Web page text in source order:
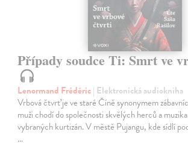
Případy soudce Ti: Smrt ve
Lenormand Frédéric| Elektronická audiokniha
Vrbová čtvrť je ve staré Číně synonymem
muži chodí do společnosti skvělých herců a
vybraných kurtizán. V městě Pujangu, kde sídlí
…